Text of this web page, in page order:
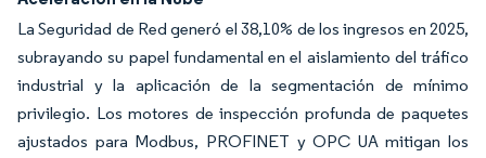
La Seguridad de Red generó el 38,10% de los ingresos en 2025,
subrayando su papel fundamental en el aislamiento del tráfico
industrial y la aplicación de la segmentación de mínimo
privilegio. Los motores de inspección profunda de paquetes
ajustados para Modbus, PROFINET y OPC UA mitigan los